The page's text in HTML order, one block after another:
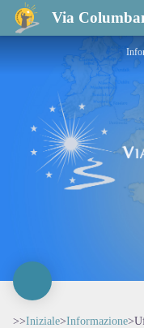
Via
Ufficio del turismo di
>>Iniziale>Informazione>